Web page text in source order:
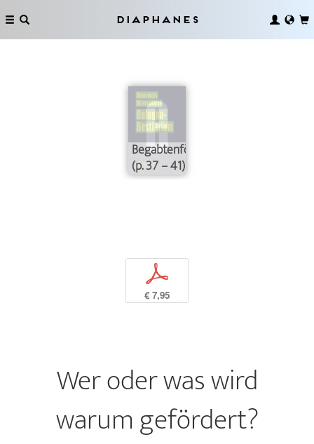
Diaphanes
Begabtenförderung
(p. 37 – 41)
p
€ 7,95
Wer oder was wird
warum gefördert?